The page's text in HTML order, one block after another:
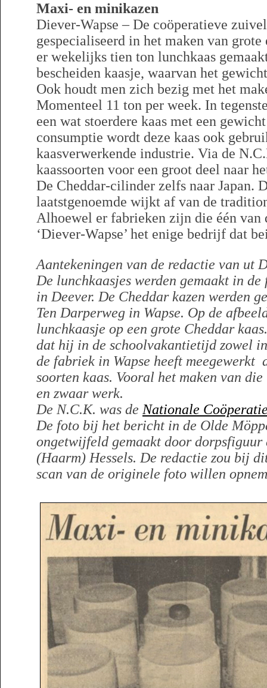
Maxi- en minikazen
Diever-Wapse – De coöperatieve
gespecialiseerd in het maken van
er wekelijks tien ton lunchkaas
bescheiden kaasje, waarvan het
Ook houdt men zich bezig met het
Momenteel 11 ton per week. In
een wat stoerdere kaas met een
consumptie wordt deze kaas ook
kaasverwerkende industrie. Via de
kaassoorten voor een groot deel naar
De Cheddar-cilinder zelfs naar Japan.
laatstgenoemde wijkt af van de
Alhoewel er fabrieken zijn die één van
‘Diever-Wapse’ het enige bedrijf dat
Aantekeningen van de redactie van ut
De lunchkaasjes werden gemaakt in
in Deever. De Cheddar kazen werden
Ten Darperweg in Wapse. Op de
lunchkaasje op een grote Cheddar
dat hij in de schoolvakantietijd zowel
de fabriek in Wapse heeft meegewerkt
soorten kaas. Vooral het maken van
en zwaar werk.
De N.C.K. was de Nationale
De foto bij het bericht in de Olde
ongetwijfeld gemaakt door
(Haarm) Hessels. De redactie zou bij
scan van de originele foto willen